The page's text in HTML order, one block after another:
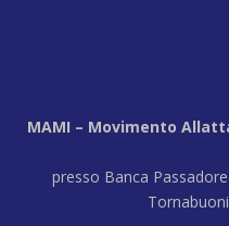
MAMI – Movimento
presso Banca